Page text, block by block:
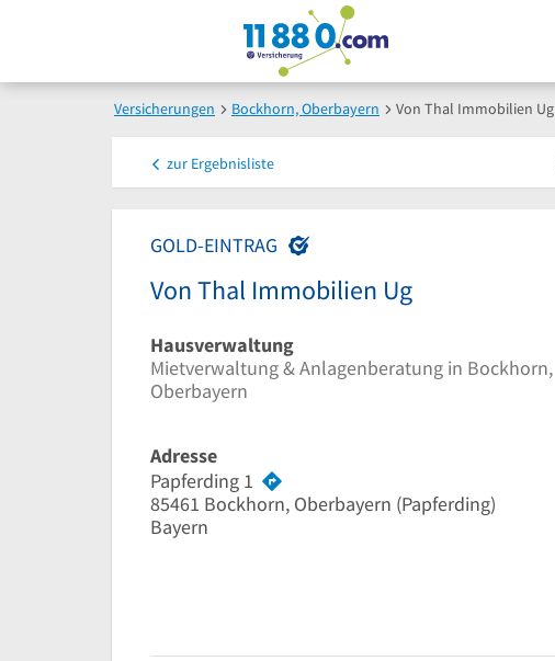
Versicherungen Bockhorn, Oberbayern Von Thal Immobilien Ug
zur Ergebnisliste
GOLD-EINTRAG
Von Thal Immobilien Ug
Hausverwaltung
Mietverwaltung & Anlagenberatung in Bockhorn,
Oberbayern
Adresse
Papferding 1
85461 Bockhorn, Oberbayern (Papferding)
Bayern